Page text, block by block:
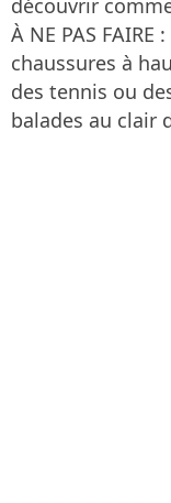
découvrir
À NE PAS
chaussures à
des tennis ou
balades au clair